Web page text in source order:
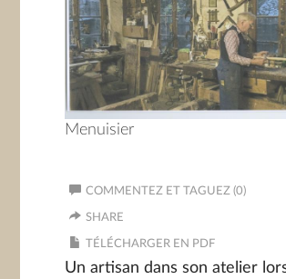
Menuisier
COMMENTEZ ET TAGUEZ (0)
SHARE
TÉLÉCHARGER EN PDF
Un artisan dans son atelier